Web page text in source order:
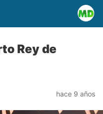
Rey de
hace 9 años